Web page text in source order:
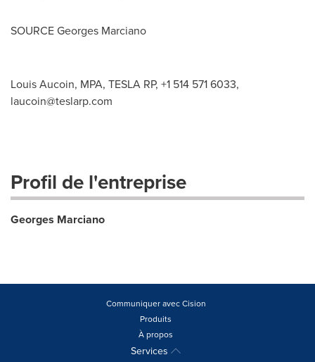
SOURCEGeorges Marciano
Louis Aucoin, MPA, TESLA RP, +1 514 571 6033,
laucoin@teslarp.com
Profil de l'entreprise
Georges Marciano
Communiquer avec Cision
Produits
À propos
Services